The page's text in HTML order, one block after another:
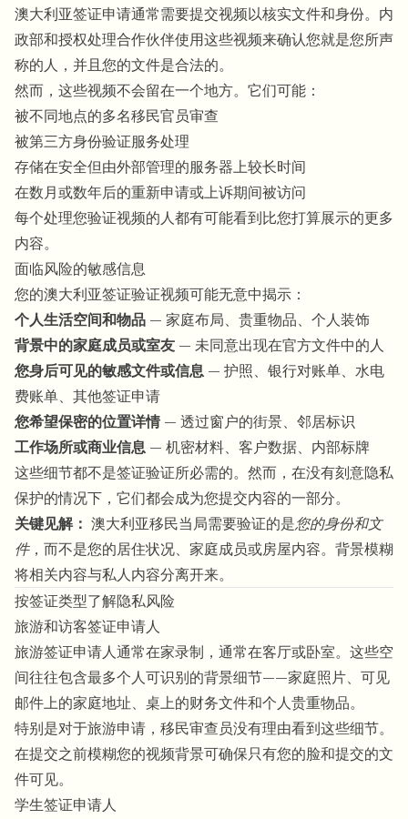
澳大利亚签证申请通常需要提交视频以核实文件和身份。内
政部和授权处理合作伙伴使用这些视频来确认您就是您所声
称的人，并且您的文件是合法的。
然而，这些视频不会留在一个地方。它们可能：
被不同地点的多名移民官员审查
被第三方身份验证服务处理
存储在安全但由外部管理的服务器上较长时间
在数月或数年后的重新申请或上诉期间被访问
每个处理您验证视频的人都有可能看到比您打算展示的更多
内容。
面临风险的敏感信息
您的澳大利亚签证验证视频可能无意中揭示：
个人生活空间和物品 — 家庭布局、贵重物品、个人装饰
背景中的家庭成员或室友 — 未同意出现在官方文件中的人
您身后可见的敏感文件或信息 — 护照、银行对账单、水电
费账单、其他签证申请
您希望保密的位置详情— 透过窗户的街景、邻居标识
工作场所或商业信息 — 机密材料、客户数据、内部标牌
这些细节都不是签证验证所必需的。然而，在没有刻意隐私
保护的情况下，它们都会成为您提交内容的一部分。
关键见解： 澳大利亚移民当局需要验证的是您的身份和文
件，而不是您的居住状况、家庭成员或房屋内容。背景模糊
将相关内容与私人内容分离开来。
按签证类型了解隐私风险
旅游和访客签证申请人
旅游签证申请人通常在家录制，通常在客厅或卧室。这些空
间往往包含最多个人可识别的背景细节——家庭照片、可见
邮件上的家庭地址、桌上的财务文件和个人贵重物品。
特别是对于旅游申请，移民审查员没有理由看到这些细节。
在提交之前模糊您的视频背景可确保只有您的脸和提交的文
件可见。
学生签证申请人